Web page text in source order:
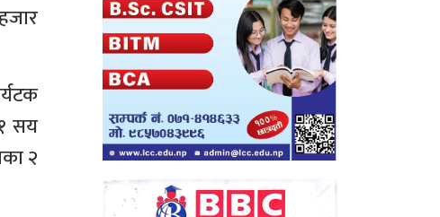
सय
२